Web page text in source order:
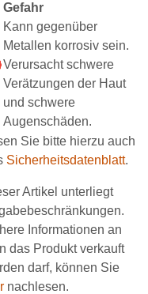
Gefahr
Kann gegenüber
Metallen korrosiv sein.
Verursacht schwere
Verätzungen der Haut
und schwere
Augenschäden.
Sie bitte hierzu auch
Sicherheitsdatenblatt.
Artikel unterliegt
Informationen an
das Produkt verkauft
darf, können Sie
nachlesen.